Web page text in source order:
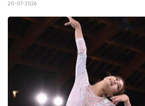
20-07-2026